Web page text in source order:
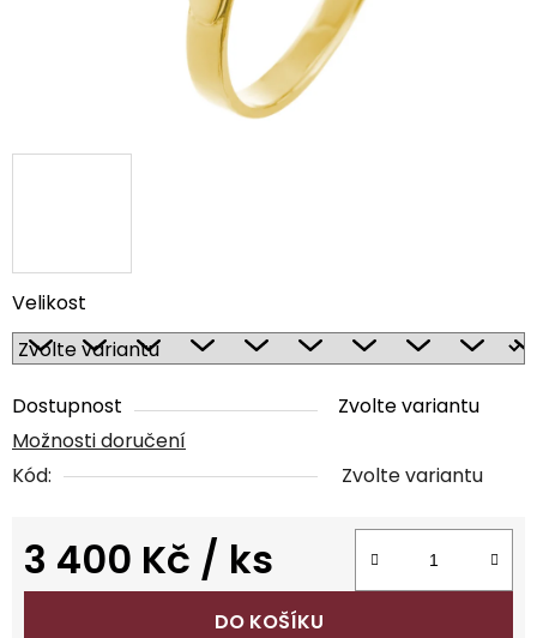
Velikost
Dostupnost
Zvolte variantu
Možnosti doručení
Kód:
Zvolte variantu
3 400 Kč / ks
Měrná cena:
DO KOŠÍKU